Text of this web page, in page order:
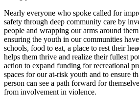
Nearly everyone who spoke called for
safety through deep community care by
people and wrapping our arms around
ensuring the youth in our communities
schools, food to eat, a place to rest their
helps them thrive and realize their fullest
action to expand funding for recreational
spaces for our at-risk youth and to ensure
person can see a path forward for
from involvement in violence.